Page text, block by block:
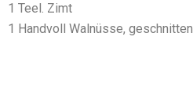
1 Teel. Zimt
1 Handvoll Walnüsse, geschnitten